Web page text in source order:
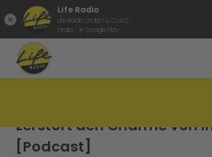
Life Radio
Life Radio GmbH & Co.KG
Gratis - in Google Play
zerstört den Charme von
[Podcast]